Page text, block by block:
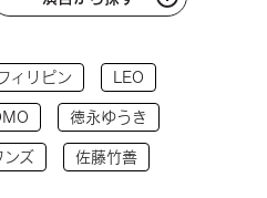
ィリピン LEO
徳永ゆうき
ンズ 佐藤竹善